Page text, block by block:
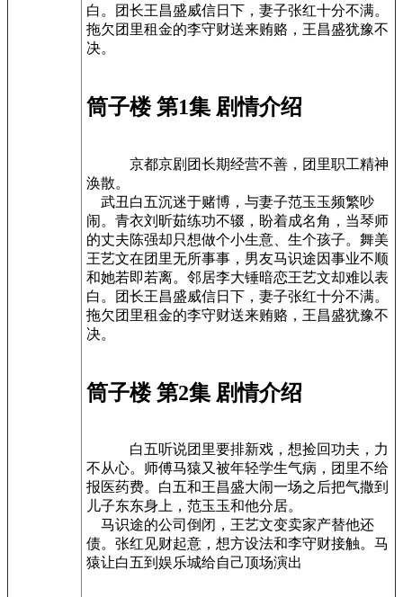
白。团长王昌盛威信日下，妻子张红十分不满。
拖欠团里租金的李守财送来贿赂，王昌盛犹豫不
决。
筒子楼 第1集 剧情介绍
京都京剧团长期经营不善，团里职工精神
涣散。
武丑白五沉迷于赌博，与妻子范玉玉频繁吵
闹。青衣刘昕茹练功不辍，盼着成名角，当琴师
的丈夫陈强却只想做个小生意、生个孩子。舞美
王艺文在团里无所事事，男友马识途因事业不顺
和她若即若离。邻居李大锤暗恋王艺文却难以表
白。团长王昌盛威信日下，妻子张红十分不满。
拖欠团里租金的李守财送来贿赂，王昌盛犹豫不
决。
筒子楼 第2集 剧情介绍
白五听说团里要排新戏，想捡回功夫，力
不从心。师傅马猿又被年轻学生气病，团里不给
报医药费。白五和王昌盛大闹一场之后把气撒到
儿子东东身上，范玉玉和他分居。
马识途的公司倒闭，王艺文变卖家产替他还
债。张红见财起意，想方设法和李守财接触。马
猿让白五到娱乐城给自己顶场演出